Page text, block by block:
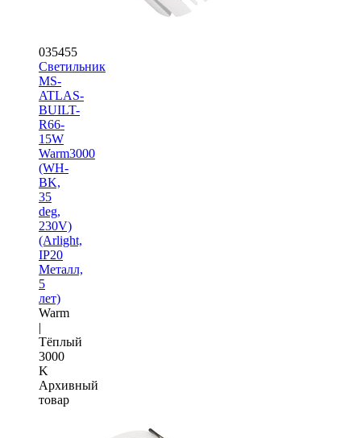
035455
Светильник
MS-
ATLAS-
BUILT-
R66-
15W
Warm3000
(WH-
BK,
35
deg,
230V)
(Arlight,
IP20
Металл,
5
лет)
Warm
|
Тёплый
3000
K
Архивный
товар